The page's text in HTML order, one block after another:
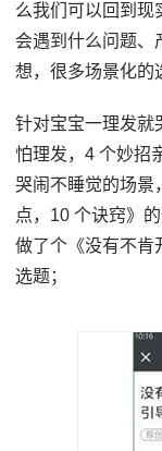
么我们可以回到现
会遇到什么问题、
想，很多场景化的
针对宝宝一理发就
怕理发，4 个妙招
哭闹不睡觉的场景
点，10 个诀窍》
做了个《没有不肯
选题；